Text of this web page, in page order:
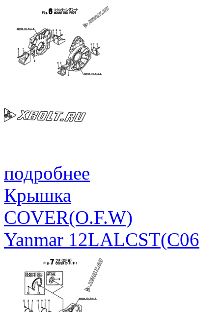
подробнее
Крышка
COVER(O.F.W)
Yanmar 12LALCST(C06